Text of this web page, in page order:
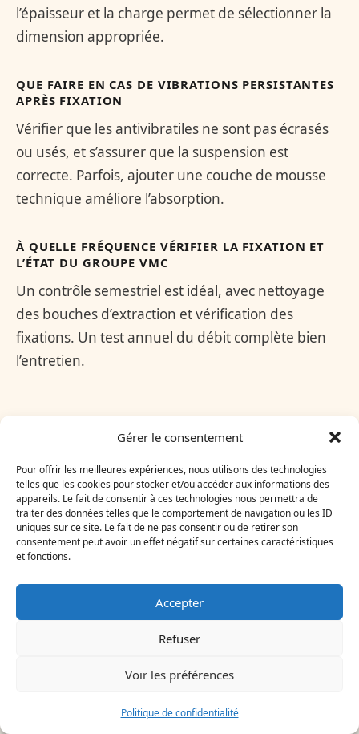
Gérer le consentement
Pour offrir les meilleures expériences, nous utilisons des technologies
telles que les cookies pour stocker et/ou accéder aux informations des
appareils. Le fait de consentir à ces technologies nous permettra de
traiter des données telles que le comportement de navigation ou les ID
uniques sur ce site. Le fait de ne pas consentir ou de retirer son
consentement peut avoir un effet négatif sur certaines caractéristiques
et fonctions.
Accepter
Refuser
Voir les préférences
Politique de confidentialité
l’épaisseur et la charge permet de sélectionner la
dimension appropriée.
QUE FAIRE EN CAS DE VIBRATIONS PERSISTANTES
APRÈS FIXATION
Vérifier que les antivibratiles ne sont pas écrasés
ou usés, et s’assurer que la suspension est
correcte. Parfois, ajouter une couche de mousse
technique améliore l’absorption.
À QUELLE FRÉQUENCE VÉRIFIER LA FIXATION ET
L’ÉTAT DU GROUPE VMC
Un contrôle semestriel est idéal, avec nettoyage
des bouches d’extraction et vérification des
fixations. Un test annuel du débit complète bien
l’entretien.
À lire dans la même
rubrique